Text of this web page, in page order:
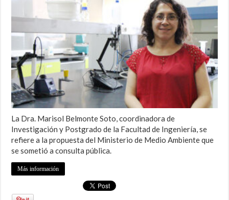
La Dra. Marisol Belmonte Soto, coordinadora de
Investigación y Postgrado de la Facultad de Ingeniería, se
refiere a la propuesta del Ministerio de Medio Ambiente que
se sometió a consulta pública.
Más información